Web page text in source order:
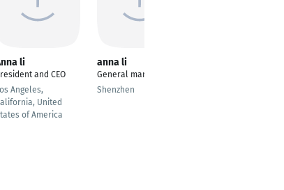
li
and CEO
Angeles,
United
of America
anna li
General manager
Shenzhen